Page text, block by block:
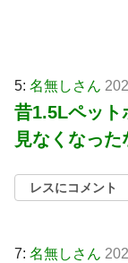
5: 名無しさん
昔1.5Lペット
見なくなった
レスにコメント
7: 名無しさん